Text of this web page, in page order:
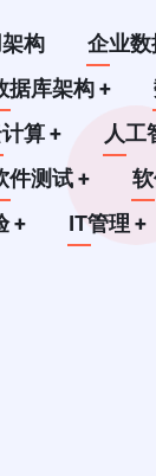
构 企业
据库架构+
计算+ 人工
件测试+
+ IT管理+